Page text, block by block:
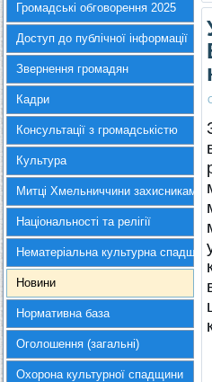
Громадські обговорення 2025
Доступ до публічної інформації
Звернення громадян
Кадри
Консультації з громадськістю
Культура
Митці Хмельниччини захисникам
Національності та релігії
Нематеріальна культурна
Новини
Нормативна база
Оголошення (загальні)
Охорона культурної спадщини